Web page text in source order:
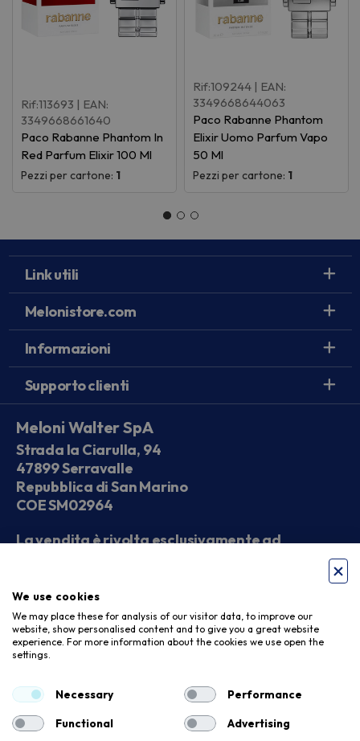
Rif:113693 | EAN:
3349668661640
Paco Rabanne Phantom In
Red Parfum Elixir 100 Ml
Pezzi per cartone: 1
Rif:109244 | EAN:
3349668644063
Paco Rabanne Phantom
Elixir Uomo Parfum Vapo
50 Ml
Pezzi per cartone: 1
Link utili
Melonistore.com
Informazioni
Supporto clienti
Meloni Walter SpA
Strada la Ciarulla, 94
47899 Serravalle
Repubblica di San Marino
COE SM02964
La vendita è rivolta esclusivamente ad
Accettiamo
Seguici sui social
We use cookies
We may place these for analysis of our visitor data, to improve our
website, show personalised content and to give you a great website
experience. For more information about the cookies we use open the
settings.
Necessary
Performance
Functional
Advertising